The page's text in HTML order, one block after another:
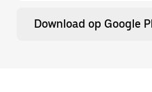
Download op Google